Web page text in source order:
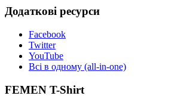
Додаткові ресурси
Facebook
Twitter
YouTube
Всі в одному (all-in-one)
FEMEN T-Shirt